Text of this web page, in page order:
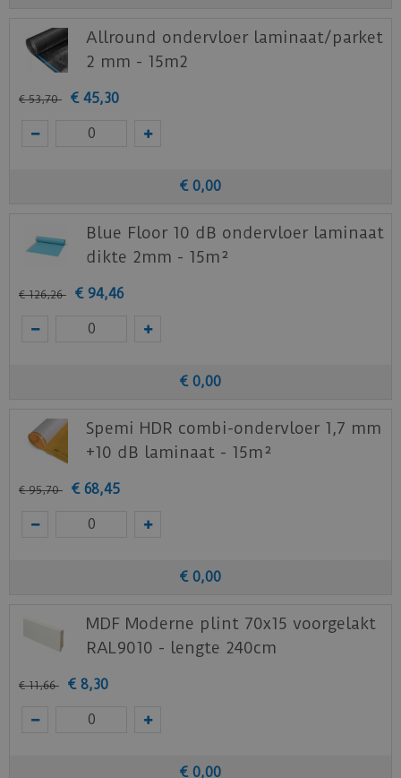
nuhier
een staal op van deze vloer bij Douwes
Dekker.
Allround ondervloer laminaat/parket
2 mm - 15m2
€ 53,70 € 45,30
€ 0,00
Blue Floor 10 dB ondervloer laminaat
dikte 2mm - 15m²
€ 126,26 € 94,46
€ 0,00
Spemi HDR combi-ondervloer 1,7 mm
+10 dB laminaat - 15m²
€ 95,70 € 68,45
€ 0,00
MDF Moderne plint 70x15 voorgelakt
RAL9010 - lengte 240cm
€ 11,66 € 8,30
€ 0,00